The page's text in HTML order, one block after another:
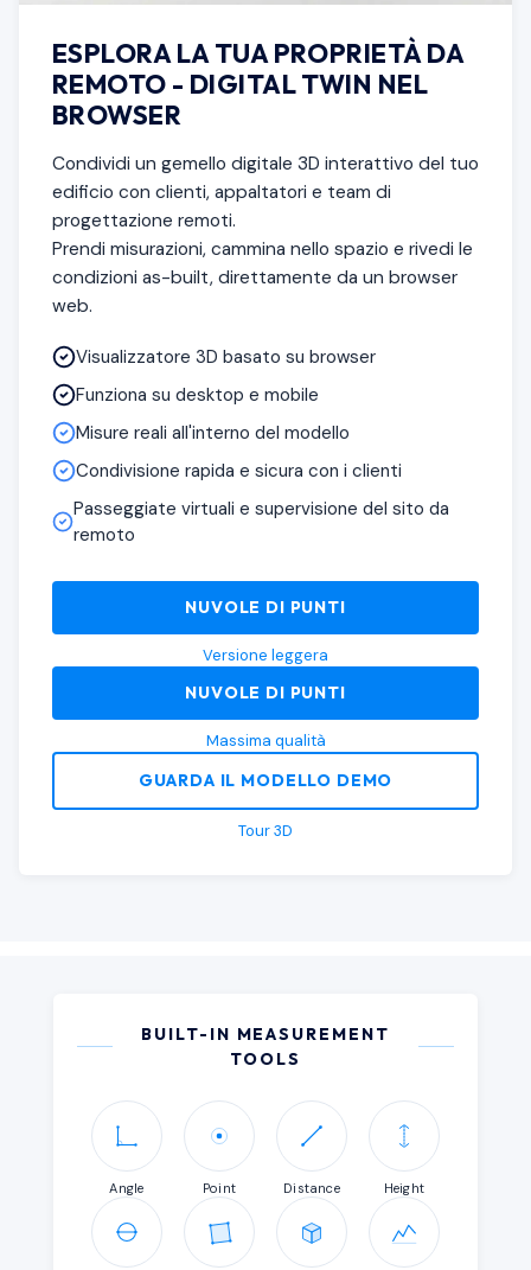
ESPLORA LA TUA PROPRIETÀ DA
REMOTO - DIGITAL TWIN NEL
BROWSER
Condividi un gemello digitale 3D interattivo del tuo
edificio con clienti, appaltatori e team di
progettazione remoti.
Prendi misurazioni, cammina nello spazio e rivedi le
condizioni as-built, direttamente da un browser
web.
Visualizzatore 3D basato su browser
Funziona su desktop e mobile
Misure reali all'interno del modello
Condivisione rapida e sicura con i clienti
Passeggiate virtuali e supervisione del sito da
remoto
NUVOLE DI PUNTI
Versione leggera
NUVOLE DI PUNTI
Massima qualità
GUARDA IL MODELLO DEMO
Tour 3D
BUILT-IN MEASUREMENT
TOOLS
Angle Point Distance Height